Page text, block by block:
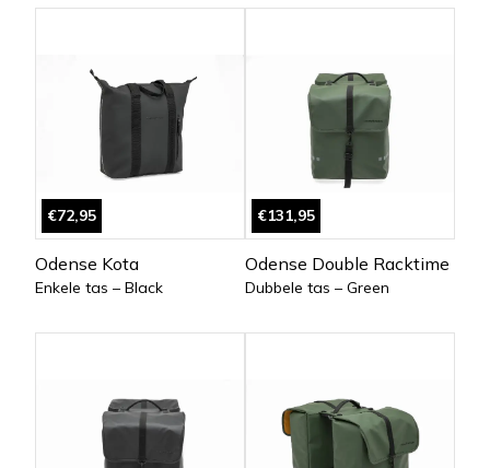
€72,95
Odense Kota
Enkele tas – Black
€131,95
Odense Double Racktime
Dubbele tas – Green